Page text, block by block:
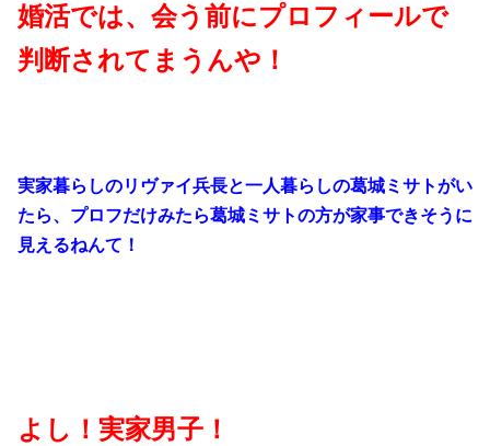
婚活では、会う前にプロフィールで
判断されてまうんや！
実家暮らしのリヴァイ兵長と一人暮らしの葛城ミサトがい
たら、プロフだけみたら葛城ミサトの方が家事できそうに
見えるねんて！
よし！実家男子！